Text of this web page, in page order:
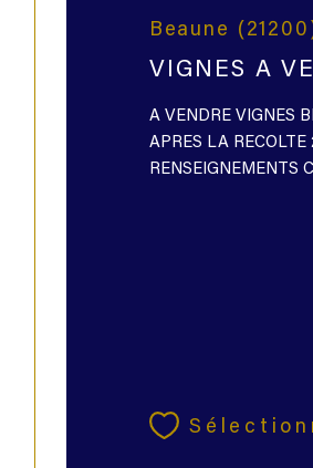
Beaune
VIGNES A
A VENDRE VIGNES
APRES LA
RENSEIGNEMENTS